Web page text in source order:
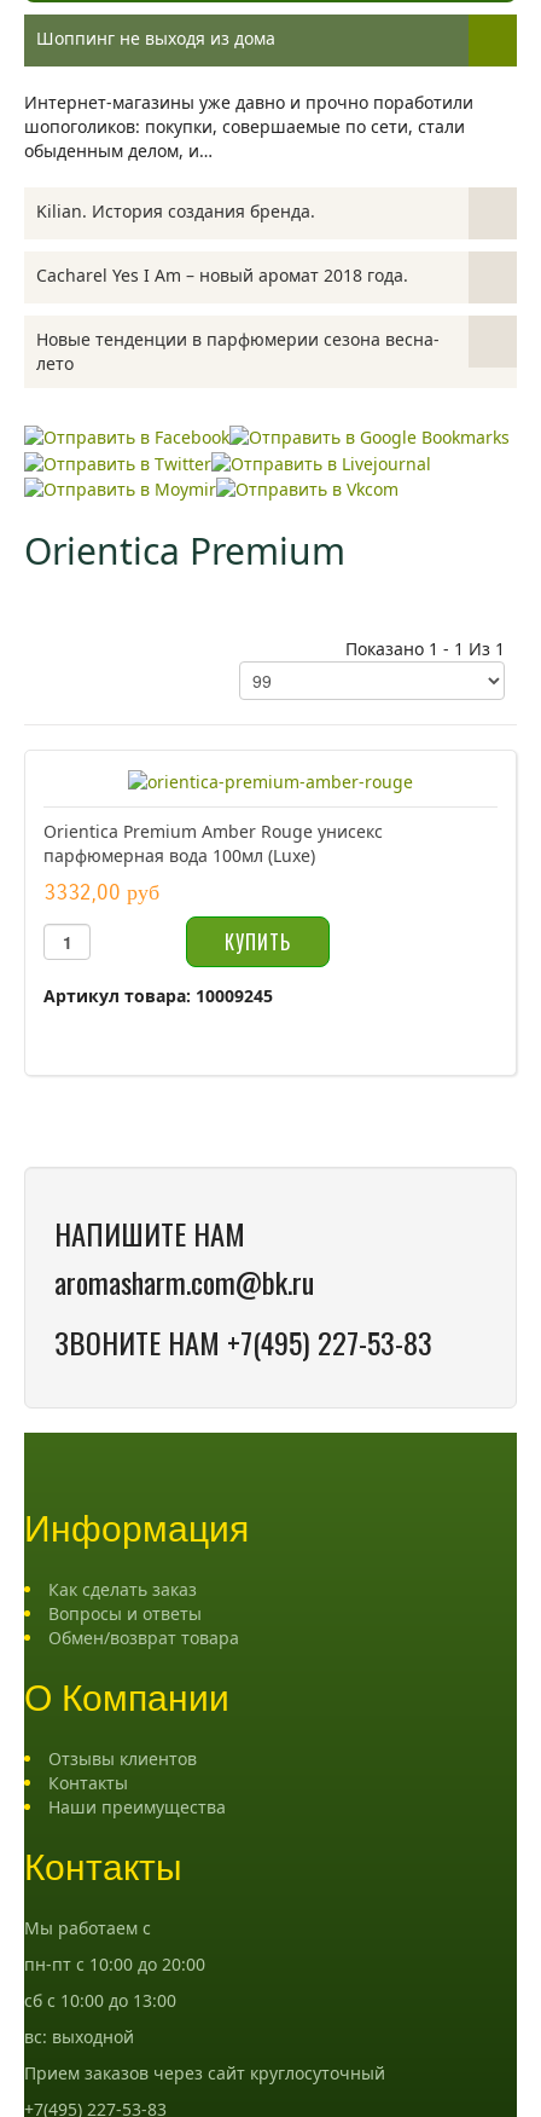
Шоппинг не выходя из дома
Интернет-магазины уже давно и прочно поработили
шопоголиков: покупки, совершаемые по сети, стали
обыденным делом, и…
Kilian. История создания бренда.
Все знают такой роскошный коньяк, как HENNESSY.
Cacharel Yes I Am – новый аромат 2018 года.
Yes I Am, самый новый аромат от Cacharel - это ода к
женскому утверждению, как…
Новые тенденции в парфюмерии сезона весна-
лето
Смена тенденций в духах, туалетной воде и другой
парфюмерии происходит очень медленно и плавно,
совсем…
Orientica Premium
Показано 1 - 1 Из 1
Orientica Premium Amber Rouge унисекс
парфюмерная вода 100мл (Luxe)
3332,00 руб
Артикул товара: 10009245
НАПИШИТЕ НАМ
aromasharm.com@bk.ru
ЗВОНИТЕ НАМ +7(495) 227-53-83
Информация
Как сделать заказ
Вопросы и ответы
Обмен/возврат товара
О Компании
Отзывы клиентов
Контакты
Наши преимущества
Контакты
Мы работаем с
пн-пт с 10:00 до 20:00
сб с 10:00 до 13:00
вс: выходной
Прием заказов через сайт круглосуточный
+7(495) 227-53-83